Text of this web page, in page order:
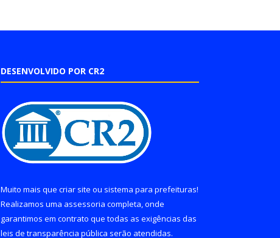
DESENVOLVIDO POR CR2
Muito mais que criar site ou sistema para prefeituras!
Realizamos uma assessoria completa, onde
garantimos em contrato que todas as exigências das
leis de transparência pública serão atendidas.